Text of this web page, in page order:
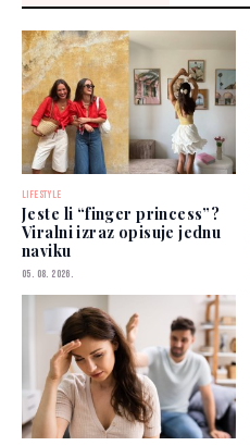
LIFESTYLE
Jeste li “finger princess”?
Viralni izraz opisuje jednu
naviku
05. 08. 2026.